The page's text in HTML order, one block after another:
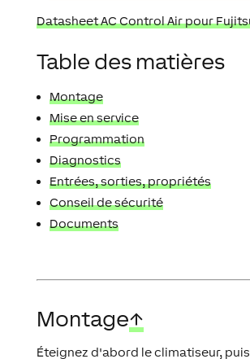
Datasheet AC Control Air pour
Table des matières
Montage
Mise en service
Programmation
Diagnostics
Entrées, sorties, propriétés
Conseil de sécurité
Documents
Montage↑
Éteignez d'abord le climatiseur,